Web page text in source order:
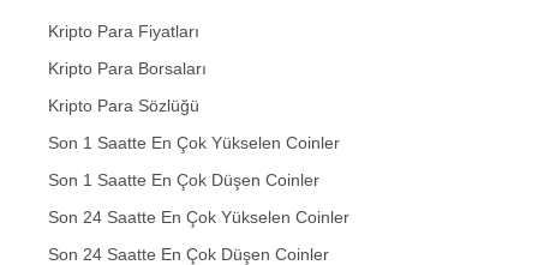
Kripto Para Fiyatları
Kripto Para Borsaları
Kripto Para Sözlüğü
Son 1 Saatte En Çok Yükselen Coinler
Son 1 Saatte En Çok Düşen Coinler
Son 24 Saatte En Çok Yükselen Coinler
Son 24 Saatte En Çok Düşen Coinler